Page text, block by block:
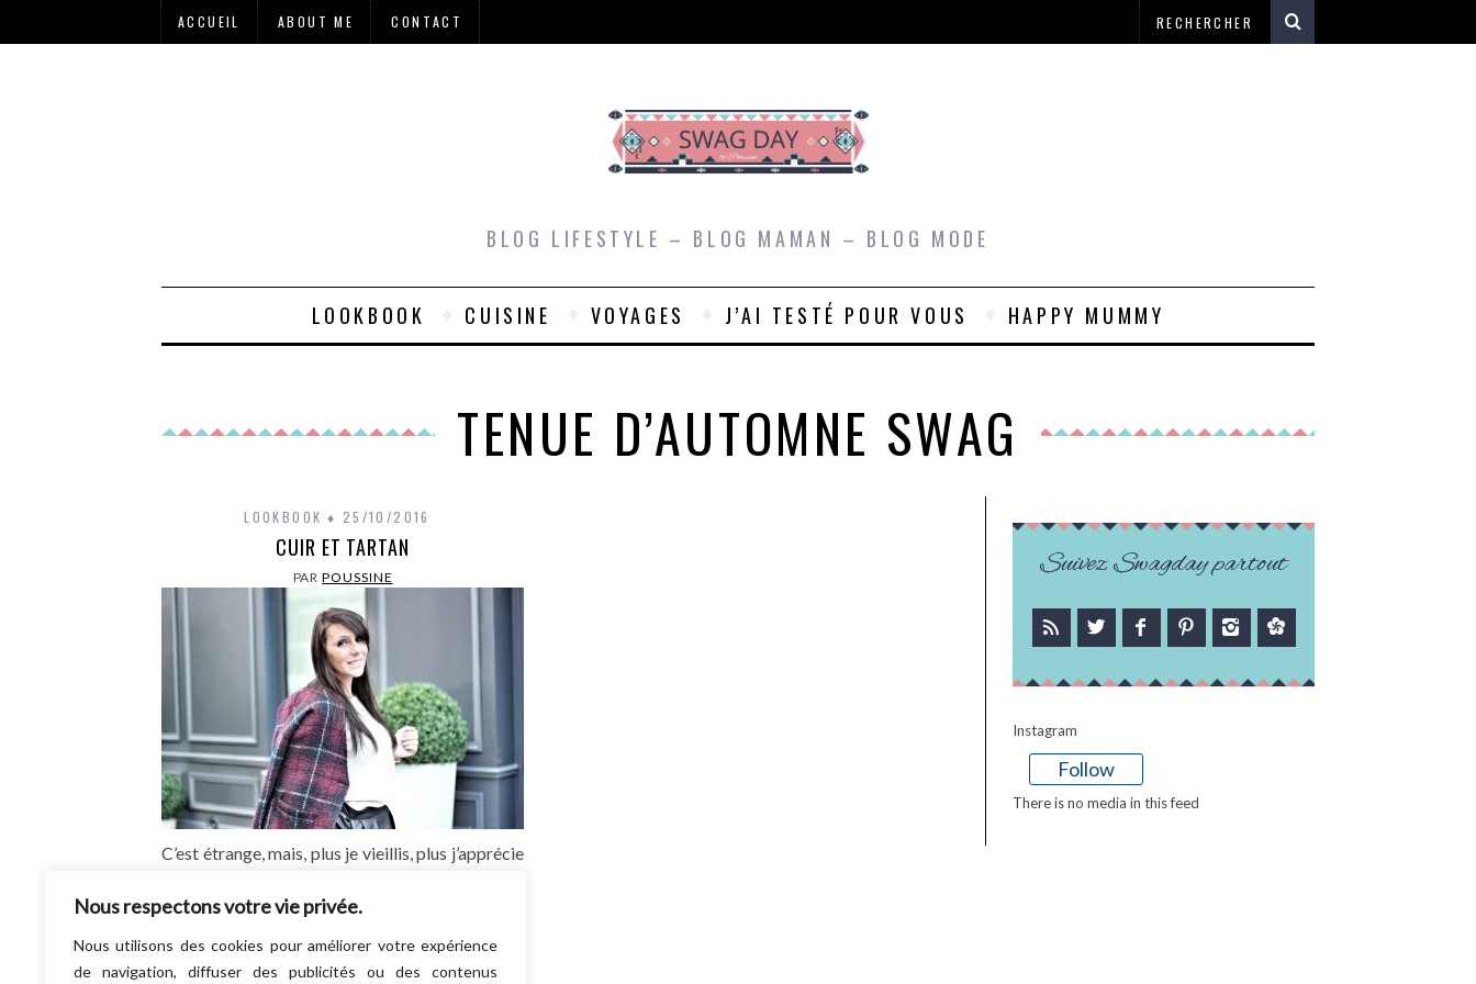
Nous respectons votre vie privée.
Nous utilisons des cookies pour améliorer votre expérience
de navigation, diffuser des publicités ou des contenus
ACCUEIL ABOUT ME CONTACT
BLOG LIFESTYLE – BLOG MAMAN – BLOG MODE
LOOKBOOK CUISINE VOYAGES J’AI TESTÉ POUR VOUS HAPPY MUMMY
TENUE D’AUTOMNE SWAG
LOOKBOOK 25/10/2016
CUIR ET TARTAN
PARPOUSSINE
C’est étrange, mais, plus je vieillis, plus j’apprécie
incroyables qui émergent des arbres… Pour les
LIRE LA SUITE
Suivez Swagday partout
Instagram
Follow
There is no media in this feed